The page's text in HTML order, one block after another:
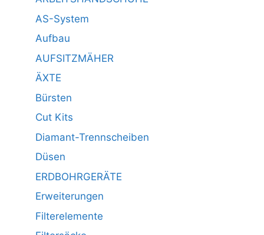
AS-System
Aufbau
AUFSITZMÄHER
ÄXTE
Bürsten
Cut Kits
Diamant-Trennscheiben
Düsen
ERDBOHRGERÄTE
Erweiterungen
Filterelemente